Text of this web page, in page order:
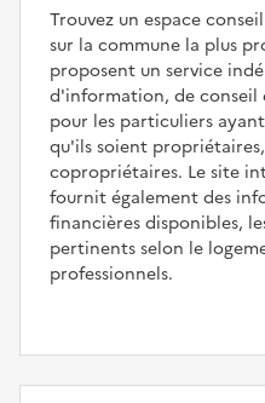
Trouvez un espace
sur la commune la plus
proposent un service
d'information, de conseil
pour les particuliers
qu'ils soient
copropriétaires. Le site
fournit également des
financières disponibles,
pertinents selon le
professionnels.